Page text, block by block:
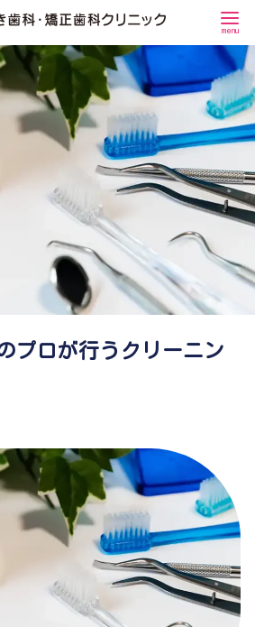
プロが行うクリーニン